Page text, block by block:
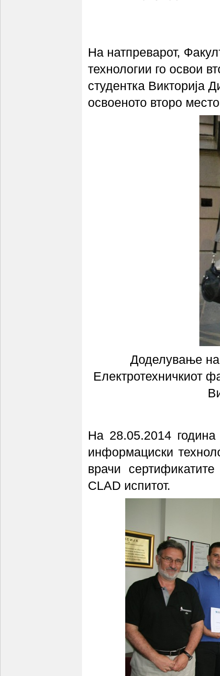
На натпреварот,
технологии го освои
студентка Викторија
освоеното второ
Доделување на
Електротехничкиот
На 28.05.2014 година
информациски
врачи
CLAD испитот.